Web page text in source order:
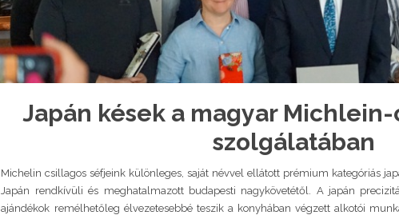
Japán kések a magyar
szolgálatában
Michelin csillagos séfjeink különleges, saját névvel ellátott prémium kategóriás
Japán rendkívüli és meghatalmazott budapesti nagykövetétől. A japán
ajándékok remélhetőleg élvezetesebbé teszik a konyhában végzett alkotói